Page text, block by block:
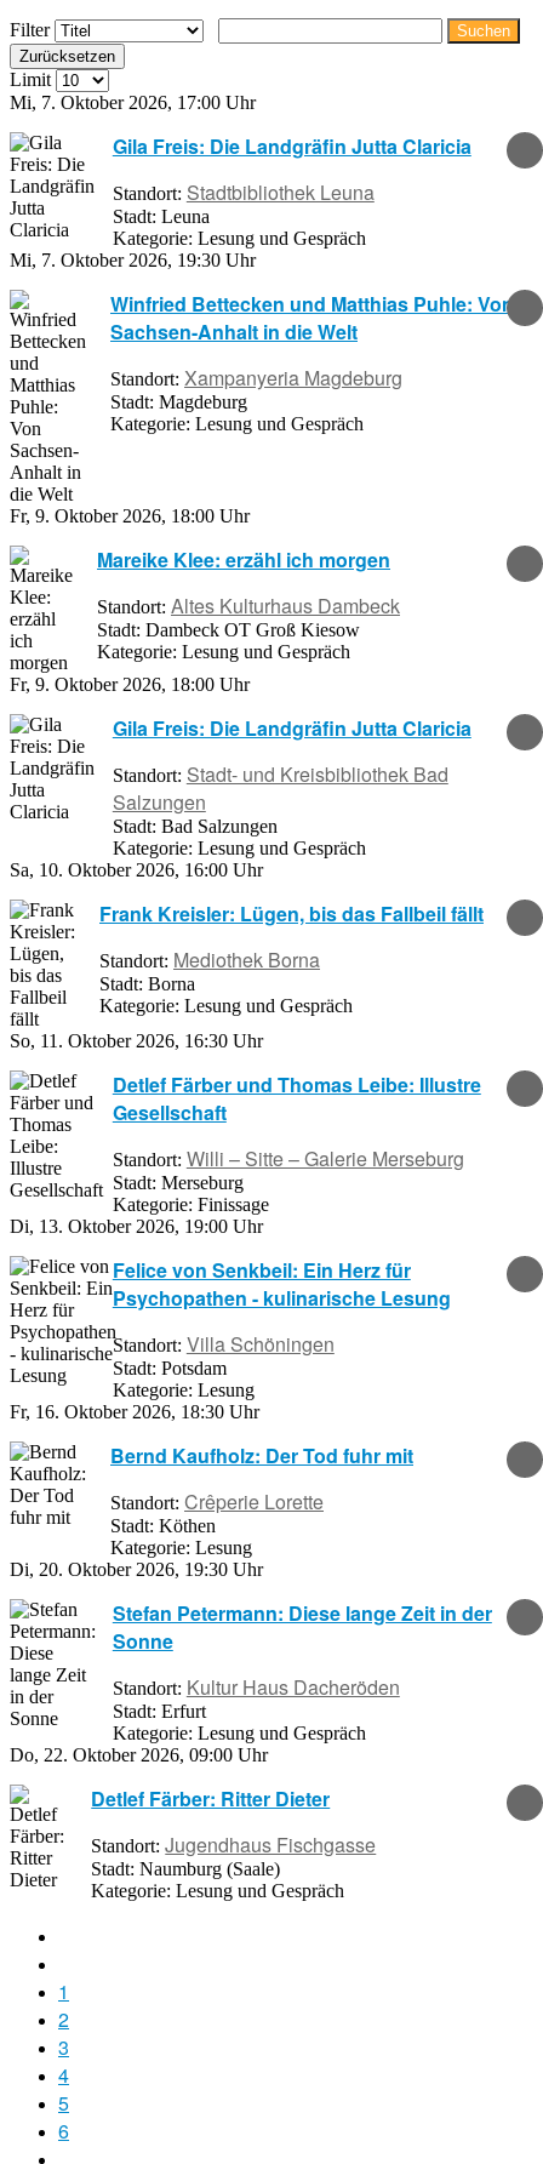
Filter
Suchen
Zurücksetzen
Limit
Mi, 7. Oktober 2026, 17:00 Uhr
Gila Freis: Die Landgräfin Jutta Claricia
Standort: Stadtbibliothek Leuna
Stadt: Leuna
Kategorie: Lesung und Gespräch
Mi, 7. Oktober 2026, 19:30 Uhr
Winfried Bettecken und Matthias Puhle: Von
Sachsen-Anhalt in die Welt
Standort: Xampanyeria Magdeburg
Stadt: Magdeburg
Kategorie: Lesung und Gespräch
Fr, 9. Oktober 2026, 18:00 Uhr
Mareike Klee: erzähl ich morgen
Standort: Altes Kulturhaus Dambeck
Stadt: Dambeck OT Groß Kiesow
Kategorie: Lesung und Gespräch
Fr, 9. Oktober 2026, 18:00 Uhr
Gila Freis: Die Landgräfin Jutta Claricia
Standort: Stadt- und Kreisbibliothek Bad
Salzungen
Stadt: Bad Salzungen
Kategorie: Lesung und Gespräch
Sa, 10. Oktober 2026, 16:00 Uhr
Frank Kreisler: Lügen, bis das Fallbeil fällt
Standort: Mediothek Borna
Stadt: Borna
Kategorie: Lesung und Gespräch
So, 11. Oktober 2026, 16:30 Uhr
Detlef Färber und Thomas Leibe: Illustre
Gesellschaft
Standort: Willi – Sitte – Galerie Merseburg
Stadt: Merseburg
Kategorie: Finissage
Di, 13. Oktober 2026, 19:00 Uhr
Felice von Senkbeil: Ein Herz für
Psychopathen - kulinarische Lesung
Standort: Villa Schöningen
Stadt: Potsdam
Kategorie: Lesung
Fr, 16. Oktober 2026, 18:30 Uhr
Bernd Kaufholz: Der Tod fuhr mit
Standort: Crêperie Lorette
Stadt: Köthen
Kategorie: Lesung
Di, 20. Oktober 2026, 19:30 Uhr
Stefan Petermann: Diese lange Zeit in der
Sonne
Standort: Kultur Haus Dacheröden
Stadt: Erfurt
Kategorie: Lesung und Gespräch
Do, 22. Oktober 2026, 09:00 Uhr
Detlef Färber: Ritter Dieter
Standort: Jugendhaus Fischgasse
Stadt: Naumburg (Saale)
Kategorie: Lesung und Gespräch
1
2
3
4
5
6